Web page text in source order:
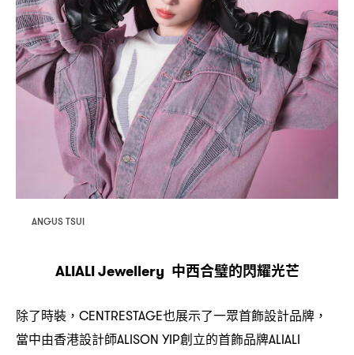
ANGUS TSUI
ALIALI Jewellery 中西合璧的閃耀光芒
除了時裝 ，CENTRESTAGE也展示了一眾首飾設計品牌 ，
當中由香港設計師ALISON YIP創立的首飾品牌ALIALI